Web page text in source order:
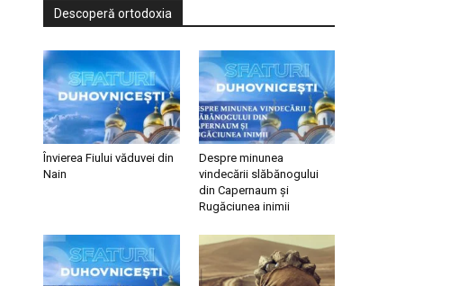
Descoperă ortodoxia
Învierea Fiului văduvei din
Nain
Despre minunea
vindecării slăbănogului
din Capernaum și
Rugăciunea inimii